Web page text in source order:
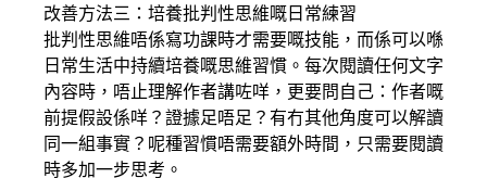
改善方法三：培養批判性思維嘅日常練習
批判性思維唔係寫功課時才需要嘅技能，而係可以喺
日常生活中持續培養嘅思維習慣。每次閱讀任何文字
內容時，唔止理解作者講咗咩，更要問自己：作者嘅
前提假設係咩？證據足唔足？有冇其他角度可以解讀
同一組事實？呢種習慣唔需要額外時間，只需要閱讀
時多加一步思考。